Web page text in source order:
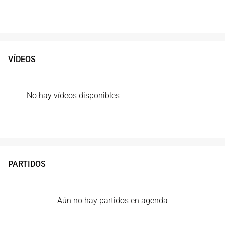
VÍDEOS
No hay vídeos disponibles
PARTIDOS
Aún no hay partidos en agenda